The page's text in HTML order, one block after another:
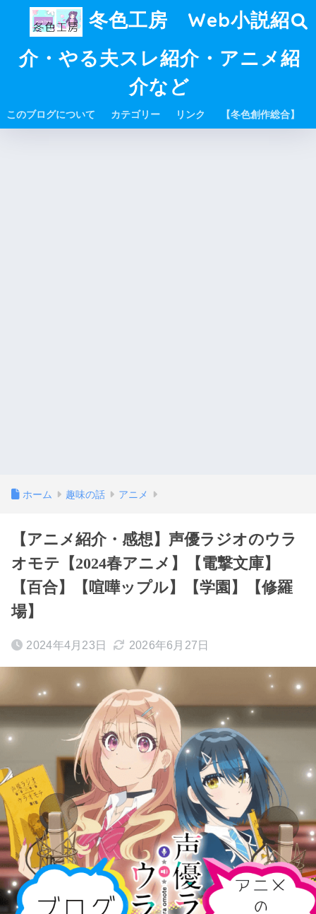
冬色工房 Web小説紹
介・やる夫スレ紹介・アニメ紹
介など
このブログについて カテゴリー リンク 【冬色創作総合】
ホーム 趣味の話 アニメ
【アニメ紹介・感想】声優ラジオのウラ
オモテ【2024春アニメ】【電撃文庫】
【百合】【喧嘩ップル】【学園】【修羅
場】
2024年4月23日 2026年6月27日